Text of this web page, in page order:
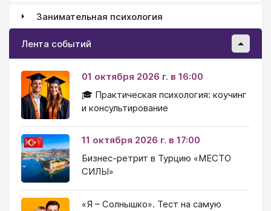
Занимательная психология
Лента событий
01 октября 2026 г. в 16:00
🎓 Практическая психология: коучинг
и консультирование
11 октября 2026 г. в 17:00
Бизнес-ретрит в Турцию «МЕСТО
СИЛЫ»
«Я – Солнышко». Тест на самую